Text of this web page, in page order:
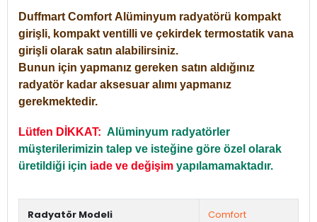
Duffmart Comfort Alüminyum radyatörü kompakt
girişli, kompakt ventilli ve çekirdek termostatik vana
girişli olarak satın alabilirsiniz.
Bunun için yapmanız gereken satın aldığınız
radyatör kadar aksesuar alımı yapmanız
gerekmektedir.
Lütfen DİKKAT: Alüminyum radyatörler
müşterilerimizin talep ve isteğine göre özel olarak
üretildiği için iade ve değişim yapılamamaktadır.
Radyatör Modeli Comfort